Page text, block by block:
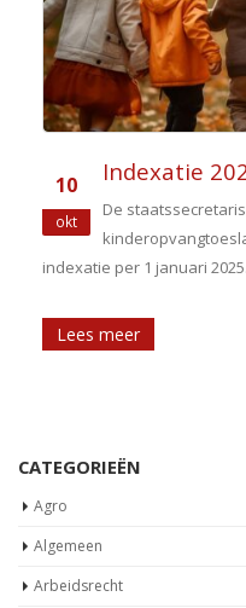
10
okt
Indexatie
De
indexatie per 1 januari
Lees meer
CATEGORIEËN
Agro
Algemeen
Arbeidsrecht